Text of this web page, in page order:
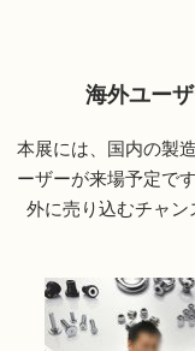
海外ユー
本展には、国内の製
ーザーが来場予定で
外に売り込むチャ